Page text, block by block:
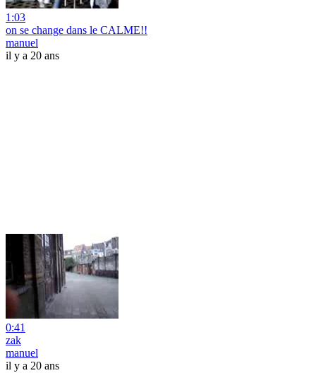
1:03
on se change dans le CALME!!
manuel
il y a 20 ans
0:41
zak
manuel
il y a 20 ans